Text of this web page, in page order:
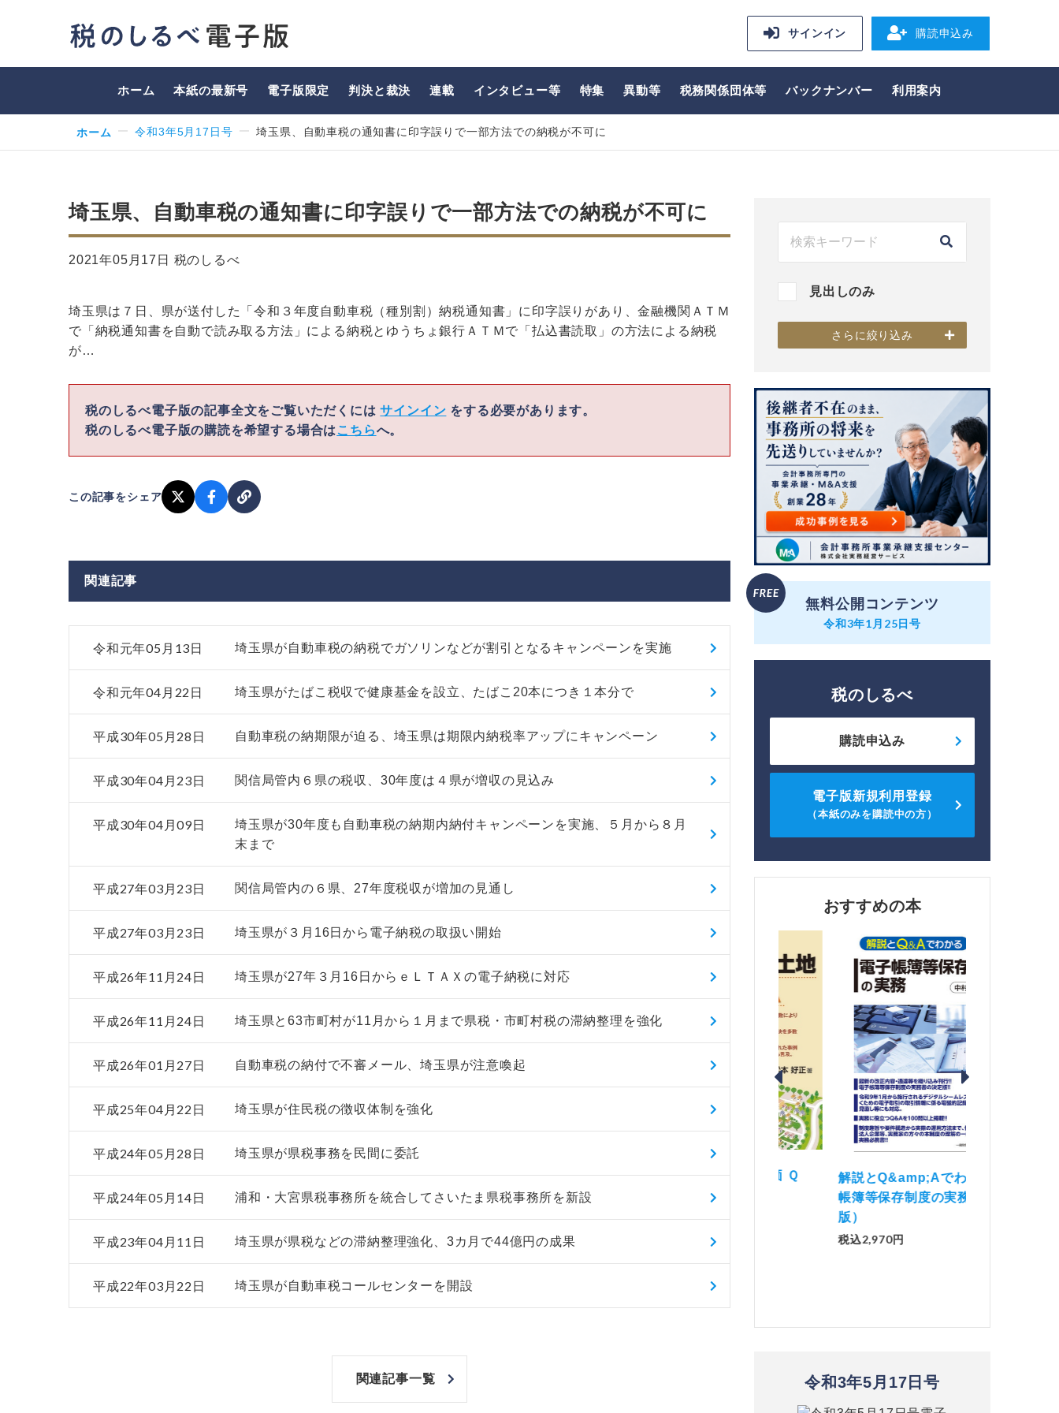
サインイン 購読申込み
ホーム 本紙の最新号 電子版限定 判決と裁決 連載 インタビュー等 特集 異動等 税務関係団体等 バックナンバー 利用案内
ホーム 令和3年5月17日号 埼玉県、自動車税の通知書に印字誤りで一部方法での納税が不可に
埼玉県、自動車税の通知書に印字誤りで一部方法での納税が不可に
2021年05月17日 税のしるべ
埼玉県は７日、県が送付した「令和３年度自動車税（種別割）納税通知書」に印字誤りがあり、金融機関ＡＴＭ
で「納税通知書を自動で読み取る方法」による納税とゆうちょ銀行ＡＴＭで「払込書読取」の方法による納税
が…
税のしるべ電子版の記事全文をご覧いただくにはサインイン をする必要があります。
税のしるべ電子版の購読を希望する場合は こちらへ。
この記事をシェア
関連記事
令和元年05月13日 埼玉県が自動車税の納税でガソリンなどが割引となるキャンペーンを実施
令和元年04月22日 埼玉県がたばこ税収で健康基金を設立、たばこ20本につき１本分で
平成30年05月28日 自動車税の納期限が迫る、埼玉県は期限内納税率アップにキャンペーン
平成30年04月23日 関信局管内６県の税収、30年度は４県が増収の見込み
平成30年04月09日
埼玉県が30年度も自動車税の納期内納付キャンペーンを実施、５月から８月
末まで
平成27年03月23日 関信局管内の６県、27年度税収が増加の見通し
平成27年03月23日 埼玉県が３月16日から電子納税の取扱い開始
平成26年11月24日 埼玉県が27年３月16日からｅＬＴＡＸの電子納税に対応
平成26年11月24日 埼玉県と63市町村が11月から１月まで県税・市町村税の滞納整理を強化
平成26年01月27日 自動車税の納付で不審メール、埼玉県が注意喚起
平成25年04月22日 埼玉県が住民税の徴収体制を強化
平成24年05月28日 埼玉県が県税事務を民間に委託
平成24年05月14日 浦和・大宮県税事務所を統合してさいたま県税事務所を新設
平成23年04月11日 埼玉県が県税などの滞納整理強化、3カ月で44億円の成果
平成22年03月22日 埼玉県が自動車税コールセンターを開設
関連記事一覧
見出しのみ
さらに絞り込み
無料公開コンテンツ
令和3年1月25日号
税のしるべ
購読申込み
電子版新規利用登録
（本紙のみを購読中の方）
おすすめの本
非上場株式の評価の仕方と記載
例（令和8年版）
税込4,950円
市街地周辺土地の評価 Ｑ
&amp;Ａ（二訂版）
税込5,060円
解説とQ&amp;Aでわかる 電子
帳簿等保存制度の実務（改訂
税込2,970円
「資産承継」
No.44）
令和3年5月17日号